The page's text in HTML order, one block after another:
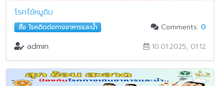
โรคไข้หมูดิบ
สื่อ โรคติดต่อทางอาหารและน้ำ Comments: 0
admin 10.01.2025, 01:12